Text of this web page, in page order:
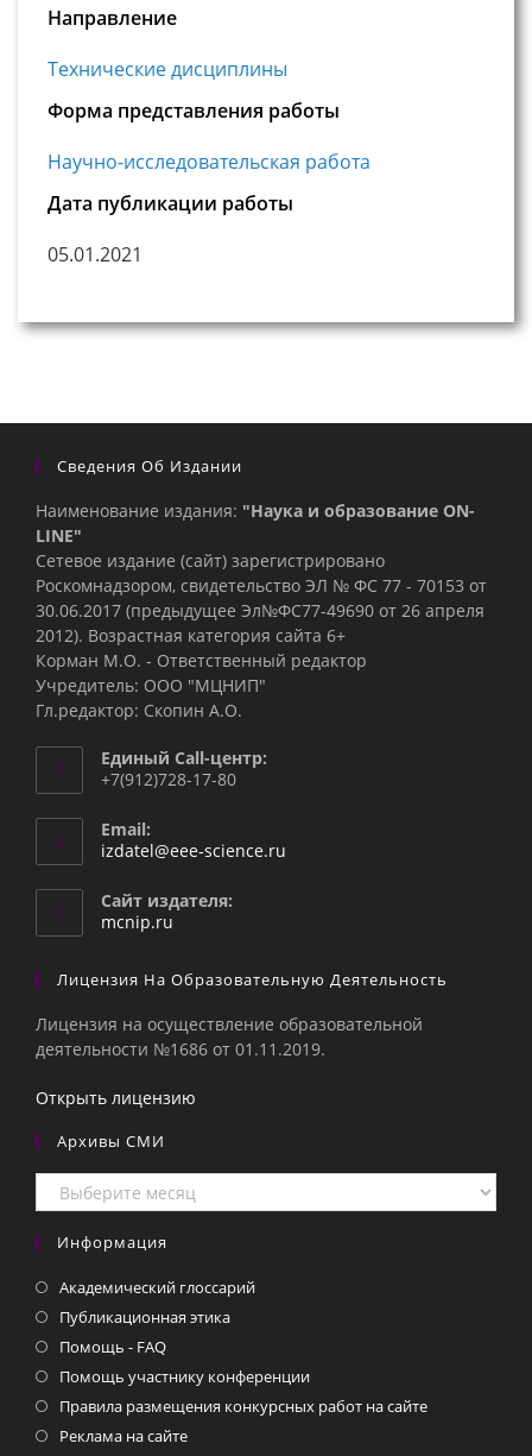
Направление
Технические дисциплины
Форма представления работы
Научно-исследовательская работа
Дата публикации работы
05.01.2021
Сведения Об Издании
Наименование издания: "Наука и образование ON-
LINE"
Сетевое издание (сайт) зарегистрировано
Роскомнадзором, свидетельство ЭЛ № ФС 77 - 70153 от
30.06.2017 (предыдущее Эл№ФC77-49690 от 26 апреля
2012). Возрастная категория сайта 6+
Корман М.О. - Ответственный редактор
Учредитель: ООО "МЦНИП"
Гл.редактор: Скопин А.О.
Единый Call-центр:
+7(912)728-17-80
Email:
izdatel@eee-science.ru
Сайт издателя:
mcnip.ru
Лицензия На Образовательную Деятельность
Лицензия на осуществление образовательной
деятельности №1686 от 01.11.2019.
Открыть лицензию
Архивы СМИ
Архивы
СМИ
Информация
Академический глоссарий
Публикационная этика
Помощь - FAQ
Помощь участнику конференции
Правила размещения конкурсных работ на сайте
Реклама на сайте